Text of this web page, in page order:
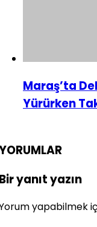
Maraş’ta
Yürürken
yanıt yazın
yapabilmek